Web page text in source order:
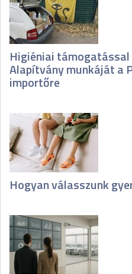
Higiéniai
Alapítvány munkáját a
importőre
Hogyan válasszunk